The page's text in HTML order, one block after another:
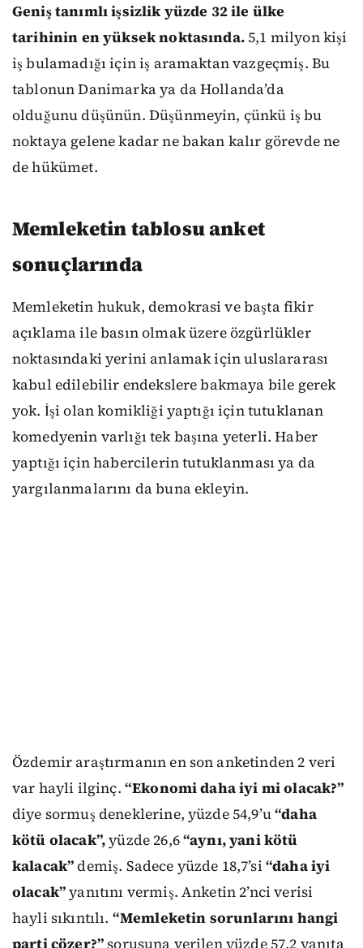
Geniş tanımlı işsizlik yüzde 32 ile ülke
tarihinin en yüksek noktasında.5,1 milyon kişi
iş bulamadığı için iş aramaktan vazgeçmiş. Bu
tablonun Danimarka ya da Hollanda’da
olduğunu düşünün. Düşünmeyin, çünkü iş bu
noktaya gelene kadar ne bakan kalır görevde ne
de hükümet.
Memleketin tablosu anket
sonuçlarında
Memleketin hukuk, demokrasi ve başta fikir
açıklama ile basın olmak üzere özgürlükler
noktasındaki yerini anlamak için uluslararası
kabul edilebilir endekslere bakmaya bile gerek
yok. İşi olan komikliği yaptığı için tutuklanan
komedyenin varlığı tek başına yeterli. Haber
yaptığı için habercilerin tutuklanması ya da
yargılanmalarını da buna ekleyin.
Özdemir araştırmanın en son anketinden 2 veri
var hayli ilginç. “Ekonomi daha iyi mi olacak?”
diye sormuş deneklerine, yüzde 54,9’u“daha
kötü olacak”,yüzde 26,6“aynı, yani kötü
kalacak”demiş. Sadece yüzde 18,7’si “daha iyi
olacak”yanıtını vermiş. Anketin 2’nci verisi
hayli sıkıntılı. “Memleketin sorunlarını hangi
parti çözer?”sorusuna verilen yüzde 57,2 yanıta